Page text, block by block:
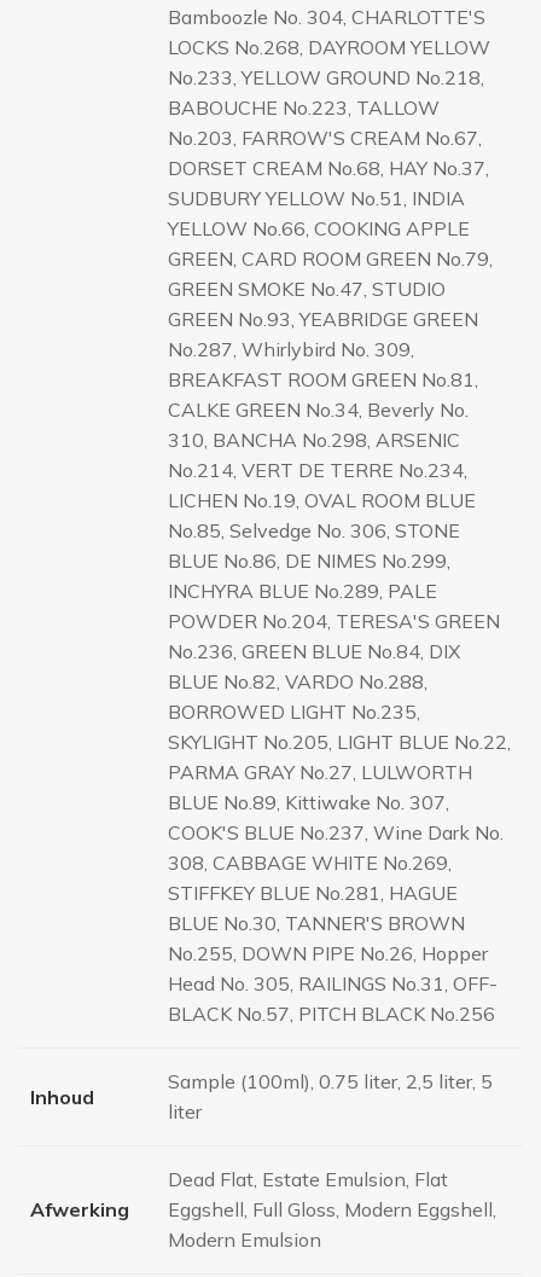
Bamboozle No. 304, CHARLOTTE'S
LOCKS No.268, DAYROOM YELLOW
No.233, YELLOW GROUND No.218,
BABOUCHE No.223, TALLOW
No.203, FARROW'S CREAM No.67,
DORSET CREAM No.68, HAY No.37,
SUDBURY YELLOW No.51, INDIA
YELLOW No.66, COOKING APPLE
GREEN, CARD ROOM GREEN No.79,
GREEN SMOKE No.47, STUDIO
GREEN No.93, YEABRIDGE GREEN
No.287, Whirlybird No. 309,
BREAKFAST ROOM GREEN No.81,
CALKE GREEN No.34, Beverly No.
310, BANCHA No.298, ARSENIC
No.214, VERT DE TERRE No.234,
LICHEN No.19, OVAL ROOM BLUE
No.85, Selvedge No. 306, STONE
BLUE No.86, DE NIMES No.299,
INCHYRA BLUE No.289, PALE
POWDER No.204, TERESA'S GREEN
No.236, GREEN BLUE No.84, DIX
BLUE No.82, VARDO No.288,
BORROWED LIGHT No.235,
SKYLIGHT No.205, LIGHT BLUE No.22,
PARMA GRAY No.27, LULWORTH
BLUE No.89, Kittiwake No. 307,
COOK'S BLUE No.237, Wine Dark No.
308, CABBAGE WHITE No.269,
STIFFKEY BLUE No.281, HAGUE
BLUE No.30, TANNER'S BROWN
No.255, DOWN PIPE No.26, Hopper
Head No. 305, RAILINGS No.31, OFF-
BLACK No.57, PITCH BLACK No.256
Inhoud
Sample (100ml), 0.75 liter, 2,5 liter, 5
liter
Afwerking
Dead Flat, Estate Emulsion, Flat
Eggshell, Full Gloss, Modern Eggshell,
Modern Emulsion